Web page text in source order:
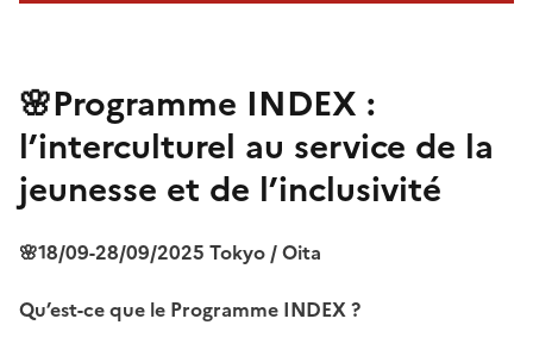
🌸Programme INDEX :
l’interculturel au service de la
jeunesse et de l’inclusivité
🌸18/09-28/09/2025 Tokyo / Oita
Qu’est-ce que le Programme INDEX ?